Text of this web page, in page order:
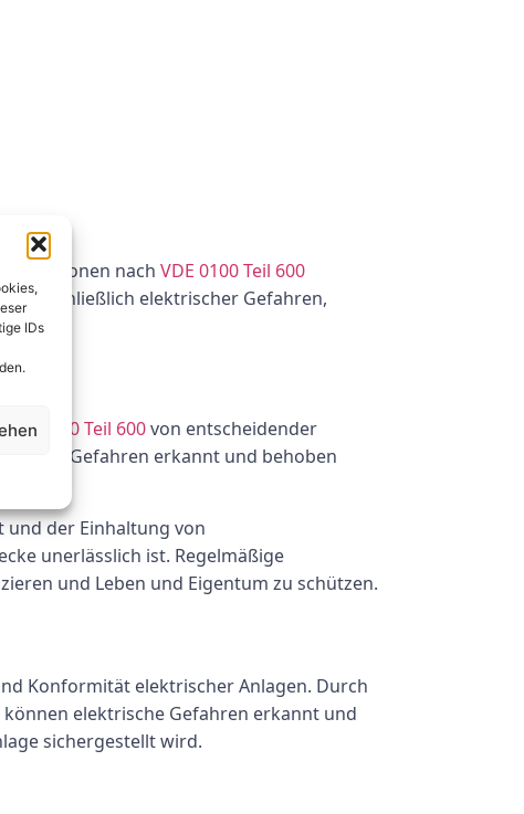
IDs
nach VDE 0100 Teil 600
einschließlich elektrischer Gefahren,
VDE 0100 Teil 600von entscheidender
und Gefahren erkannt und behoben
der Einhaltung von
unerlässlich ist. Regelmäßige
und Leben und Eigentum zu schützen.
Konformität elektrischer Anlagen. Durch
elektrische Gefahren erkannt und
sichergestellt wird.